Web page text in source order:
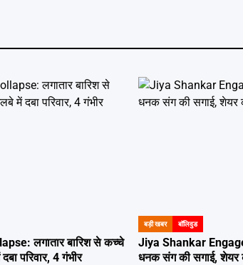
लगातार बारिश से कच्चे
परिवार, 4 गंभीर
POSTED
IN
बड़ी खबर बॉलिवुड
Jiya Shankar
धनक संग की सगाई, शेयर